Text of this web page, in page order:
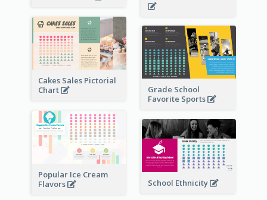
Cakes Sales Pictorial
Chart
Grade School
Favorite Sports
Popular Ice Cream
Flavors
School Ethnicity